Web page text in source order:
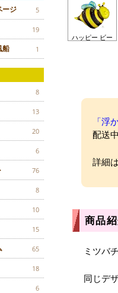
ージ 5
19
船 1
8
13
20
6
76
8
10
15
65
18
6
ハッピー ビー
「浮
配送
詳細は
商品
ミツバ
同じデ